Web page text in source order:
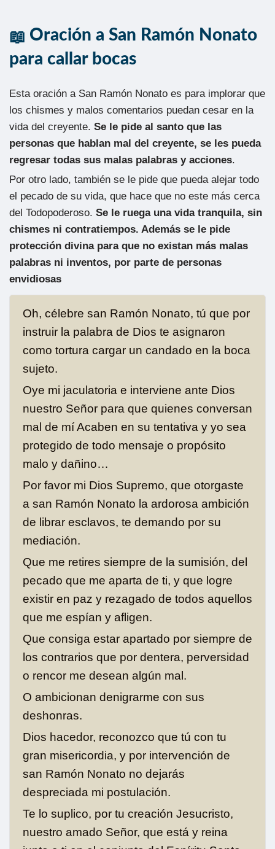
Oración a San Ramón Nonato
para callar bocas
Esta oración a San Ramón Nonato es para implorar que
los chismes y malos comentarios puedan cesar en la
vida del creyente. Se le pide al santo que las
personas que hablan mal del creyente, se les pueda
regresar todas sus malas palabras y acciones.
Por otro lado, también se le pide que pueda alejar todo
el pecado de su vida, que hace que no este más cerca
del Todopoderoso. Se le ruega una vida tranquila, sin
chismes ni contratiempos. Además se le pide
protección divina para que no existan más malas
palabras ni inventos, por parte de personas
envidiosas
Oh, célebre san Ramón Nonato, tú que por
instruir la palabra de Dios te asignaron
como tortura cargar un candado en la boca
sujeto.
Oye mi jaculatoria e interviene ante Dios
nuestro Señor para que quienes conversan
mal de mí Acaben en su tentativa y yo sea
protegido de todo mensaje o propósito
malo y dañino…
Por favor mi Dios Supremo, que otorgaste
a san Ramón Nonato la ardorosa ambición
de librar esclavos, te demando por su
mediación.
Que me retires siempre de la sumisión, del
pecado que me aparta de ti, y que logre
existir en paz y rezagado de todos aquellos
que me espían y afligen.
Que consiga estar apartado por siempre de
los contrarios que por dentera, perversidad
o rencor me desean algún mal.
O ambicionan denigrarme con sus
deshonras.
Dios hacedor, reconozco que tú con tu
gran misericordia, y por intervención de
san Ramón Nonato no dejarás
despreciada mi postulación.
Te lo suplico, por tu creación Jesucristo,
nuestro amado Señor, que está y reina